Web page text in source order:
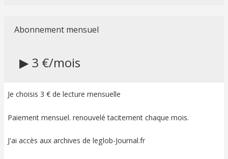
Abonnement mensuel
▶ 3 €/mois
Je choisis 3 € de lecture mensuelle
Paiement mensuel. renouvelé tacitement chaque mois.
J'ai accès aux archives de leglob-Journal.fr